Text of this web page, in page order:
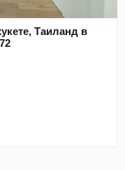
Таиланд в